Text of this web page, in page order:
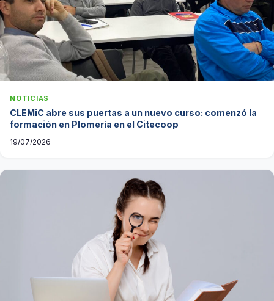
NOTICIAS
CLEMiC abre sus puertas a un nuevo curso: comenzó la
formación en Plomería en el Citecoop
19/07/2026